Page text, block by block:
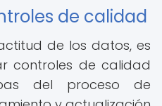
de calidad
de los datos, es
controles de calidad
del proceso de